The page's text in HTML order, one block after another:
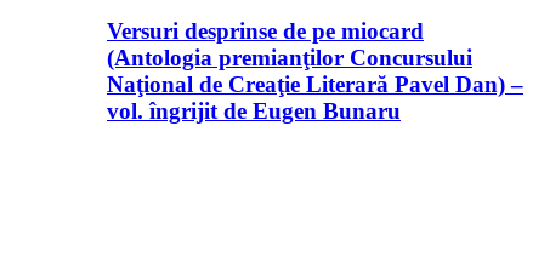
Versuri desprinse de pe miocard
(Antologia premianţilor Concursului
Naţional de Creaţie Literară Pavel Dan) –
vol. îngrijit de Eugen Bunaru